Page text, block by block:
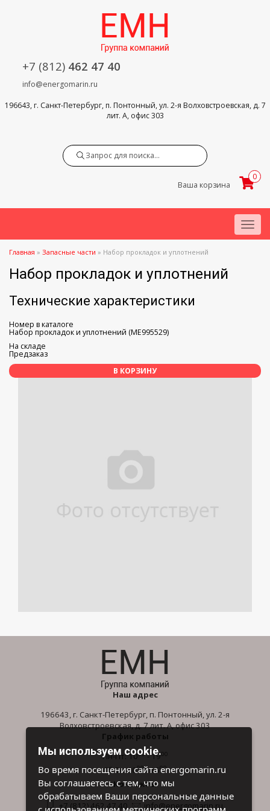
+7 (812) 462 47 40
info@energomarin.ru
196643, г. Санкт-Петербург, п. Понтонный, ул. 2-я Волховстроевская, д. 7
лит. А, офис 303
Ваша корзина
0
Menu
Главная » Запасные части » Набор прокладок и уплотнений
Набор прокладок и уплотнений
Технические характеристики
Номер в каталоге
Набор прокладок и уплотнений (ME995529)
На складе
Предзаказ
В КОРЗИНУ
Наш адрес
196643, г. Санкт-Петербург, п. Понтонный, ул. 2-я
Волховстроевская, д. 7 лит. А, офис 303
График работы
Пн-Пт: 1000- 1900
Сб-Вс: 1000- 1600
Контакты
+7 (812) 462 47 40 info@energomarin.ru
Мы используем cookie.
Во время посещения сайта energomarin.ru
Вы соглашаетесь с тем, что мы
обрабатываем Ваши персональные данные